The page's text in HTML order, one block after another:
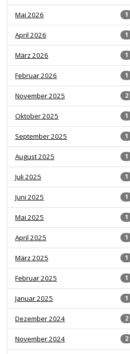
1
Mai 2026
1
April 2026
1
März 2026
1
Februar 2026
2
November 2025
1
Oktober 2025
1
September 2025
1
August 2025
1
Juli 2025
1
Juni 2025
1
Mai 2025
1
April 2025
1
März 2025
1
Februar 2025
1
Januar 2025
2
Dezember 2024
2
November 2024